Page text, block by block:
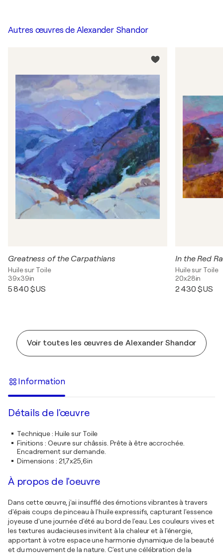
Autres œuvres de Alexander Shandor
Greatness of the Carpathians
Huile sur Toile
39x39in
5 840 $US
In the Red
Huile sur Toile
20x28in
2 430 $US
Voir toutes les œuvres de Alexander Shandor
Information
Détails de l'œuvre
Technique: Huile sur Toile
Finitions : Oeuvre sur châssis. Prête à être accrochée.
Encadrement sur demande.
Dimensions : 21,7x25,6in
À propos de l'oeuvre
Dans cette œuvre, j'ai insufflé des émotions vibrantes à travers
d'épais coups de pinceau à l'huile expressifs, capturant l'essence
joyeuse d'une journée d'été au bord de l'eau. Les couleurs vives et
les textures audacieuses invitent à la chaleur et à l'énergie,
apportant à votre espace une harmonie dynamique de la beauté
et du mouvement de la nature. C'est une célébration de la